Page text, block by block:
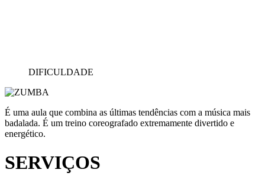
DIFICULDADE
É uma aula que combina as últimas tendências com a música mais
badalada. É um treino coreografado extremamente divertido e
energético.
SERVIÇOS